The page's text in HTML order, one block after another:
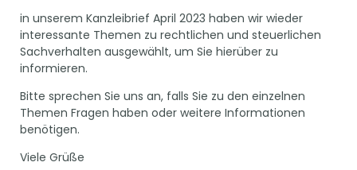
in unserem Kanzleibrief April 2023 haben wir wieder
interessante Themen zu rechtlichen und steuerlichen
Sachverhalten ausgewählt, um Sie hierüber zu
informieren.
Bitte sprechen Sie uns an, falls Sie zu den einzelnen
Themen Fragen haben oder weitere Informationen
benötigen.
Viele Grüße